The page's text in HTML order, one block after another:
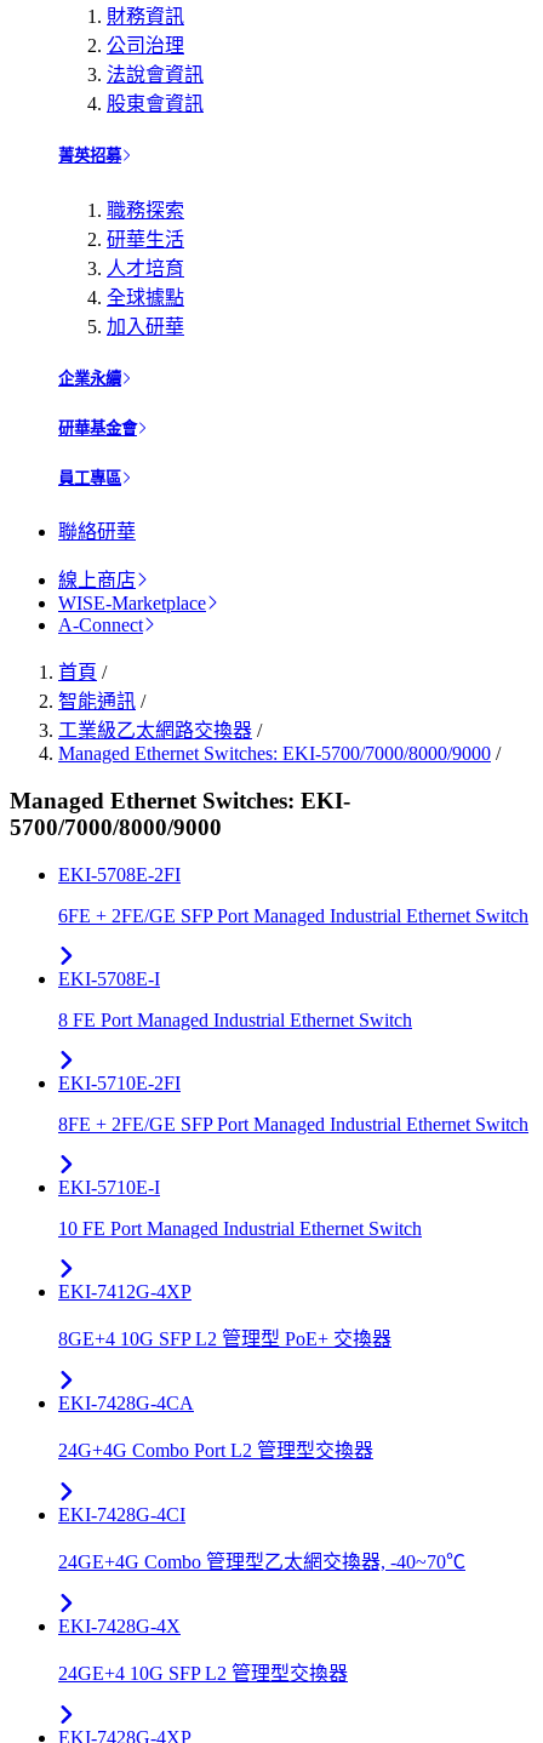
財務資訊
公司治理
法說會資訊
股東會資訊
菁英招募
職務探索
研華生活
人才培育
全球據點
加入研華
企業永續
研華基金會
員工專區
聯絡研華
線上商店
WISE-Marketplace
A-Connect
首頁 /
智能通訊 /
工業級乙太網路交換器 /
Managed Ethernet Switches: EKI-5700/7000/8000/9000 /
Managed Ethernet Switches: EKI-
5700/7000/8000/9000
EKI-5708E-2FI
6FE + 2FE/GE SFP Port Managed Industrial Ethernet Switch
EKI-5708E-I
8 FE Port Managed Industrial Ethernet Switch
EKI-5710E-2FI
8FE + 2FE/GE SFP Port Managed Industrial Ethernet Switch
EKI-5710E-I
10 FE Port Managed Industrial Ethernet Switch
EKI-7412G-4XP
8GE+4 10G SFP L2 管理型 PoE+ 交換器
EKI-7428G-4CA
24G+4G Combo Port L2 管理型交換器
EKI-7428G-4CI
24GE+4G Combo 管理型乙太網交換器, -40~70℃
EKI-7428G-4X
24GE+4 10G SFP L2 管理型交換器
EKI-7428G-4XP